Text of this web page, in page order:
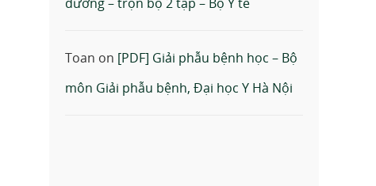
dưỡng – trọn bộ 2 tập – Bộ Y tế
Toan on [PDF] Giải phẫu bệnh học – Bộ
môn Giải phẫu bệnh, Đại học Y Hà Nội